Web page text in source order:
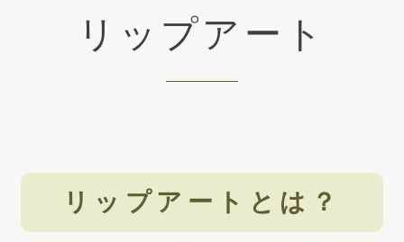
リップアート
リップアートとは？